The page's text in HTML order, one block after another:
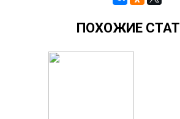
ПОХОЖИЕ